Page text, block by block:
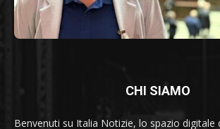
CHI SIAMO
Benvenuti su Italia Notizie, lo spazio